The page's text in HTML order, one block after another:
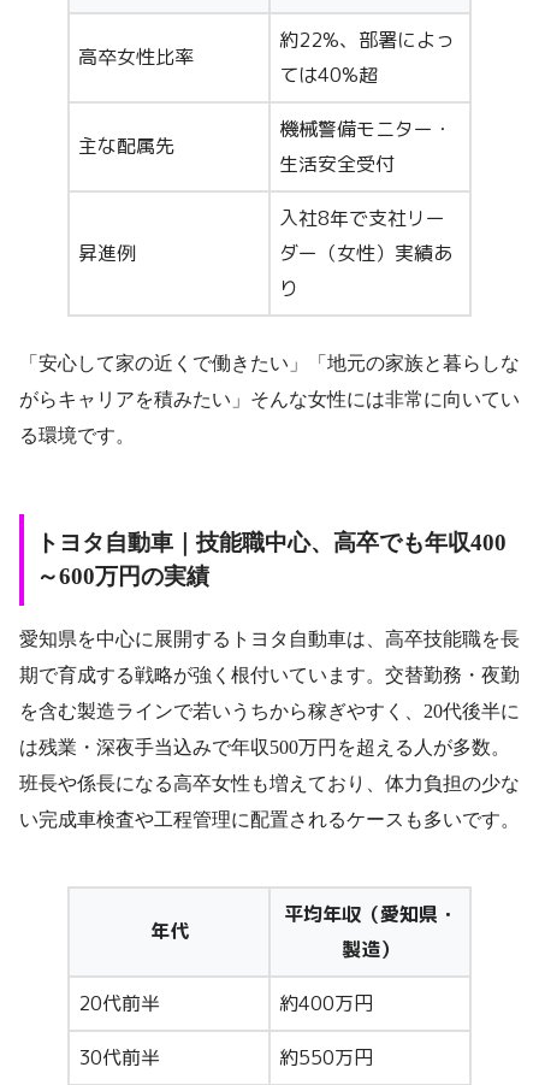
高卒女性比率
約22%、部署によっ
ては40%超
主な配属先
機械警備モニター・
生活安全受付
昇進例
入社8年で支社リー
ダー（女性）実績あ
り
「安心して家の近くで働きたい」「地元の家族と暮らしな
がらキャリアを積みたい」そんな女性には非常に向いてい
る環境です。
トヨタ自動車｜技能職中心、高卒でも年収400
～600万円の実績
愛知県を中心に展開するトヨタ自動車は、高卒技能職を長
期で育成する戦略が強く根付いています。交替勤務・夜勤
を含む製造ラインで若いうちから稼ぎやすく、20代後半に
は残業・深夜手当込みで年収500万円を超える人が多数。
班長や係長になる高卒女性も増えており、体力負担の少な
い完成車検査や工程管理に配置されるケースも多いです。
年代
平均年収（愛知県・
製造）
20代前半 約400万円
30代前半 約550万円